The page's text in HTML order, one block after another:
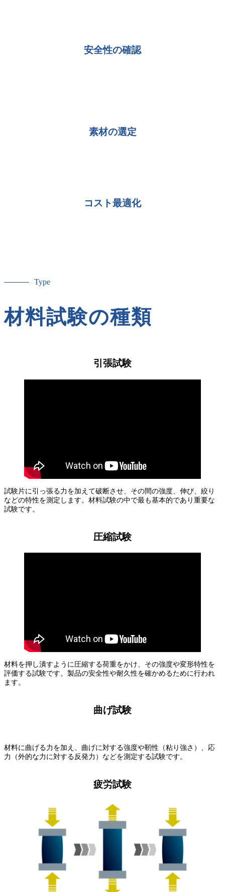
安全性の確認
素材の選定
コスト最適化
Type
材料試験の種類
引張試験
試験片に引っ張る力を加えて破断させ、その間の強度、伸び、絞り
などの特性を測定します。材料試験の中で最も基本的であり重要な
試験です。
圧縮試験
材料を押し潰すように圧縮する荷重をかけ、その強度や変形特性を
評価する試験です。製品の安全性や耐久性を確かめるために行われ
ます。
曲げ試験
材料に曲げる力を加え、曲げに対する強度や靭性（粘り強さ）、応
力（外的な力に対する反発力）などを測定する試験です。
疲労試験